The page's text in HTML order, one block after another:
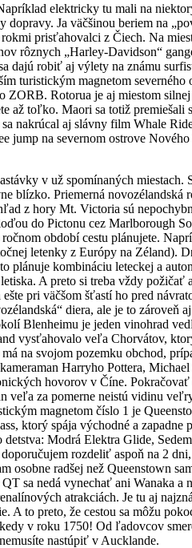
elektricky tu mali na
Ja väčšinou beriem na
prisťahovalci z Čiech. Na
rôznych „Harley-Davidson“
dajú robiť aj výlety na známu
turistickým magnetom severného
Rotorua je aj miestom
až toľko. Maori sa totiž premiešali
nakrúcal aj slávny film Whale
jump na severnom ostrove
v už spomínaných
blízko. Priemerná novozélandská
z hory Mt. Victoria sú
do Pictonu cez Marlborough
období cestu plánujete.
letenky z Európy na Zéland).
plánuje kombináciu leteckej a
A preto si treba vždy požičať
pri väčšom šťastí ho pred
diera, ale je to zároveň
Blenheimu je jeden vinohrad
vysťahovalo veľa Chorvátov,
na svojom pozemku obchod,
Harryho Pottera,
hovorov v Číne.
veľa za pomerne neistú vidinu
magnetom číslo 1 je
ktorý spája východné a zapadne
Modrá Elektra Glide,
rozdeliť aspoň na 2
radšej než Queenstown
sa nedá vynechať ani Wanaka a
atrakciách. Je tu aj
A to preto, že cestou sa môžu
v roku 1750! Od ľadovcov
nastúpiť v Aucklande.